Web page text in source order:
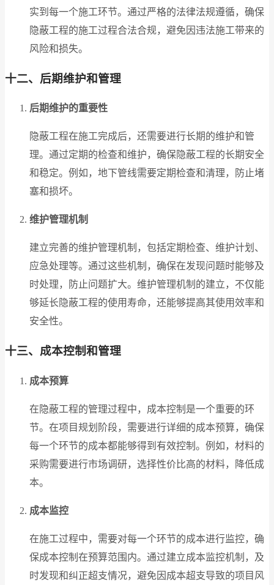
实到每一个施工环节。通过严格的法律法规遵循，确保
隐蔽工程的施工过程合法合规，避免因违法施工带来的
风险和损失。
十二、后期维护和管理
后期维护的重要性
隐蔽工程在施工完成后，还需要进行长期的维护和管
理。通过定期的检查和维护，确保隐蔽工程的长期安全
和稳定。例如，地下管线需要定期检查和清理，防止堵
塞和损坏。
维护管理机制
建立完善的维护管理机制，包括定期检查、维护计划、
应急处理等。通过这些机制，确保在发现问题时能够及
时处理，防止问题扩大。维护管理机制的建立，不仅能
够延长隐蔽工程的使用寿命，还能够提高其使用效率和
安全性。
十三、成本控制和管理
成本预算
在隐蔽工程的管理过程中，成本控制是一个重要的环
节。在项目规划阶段，需要进行详细的成本预算，确保
每一个环节的成本都能够得到有效控制。例如，材料的
采购需要进行市场调研，选择性价比高的材料，降低成
本。
成本监控
在施工过程中，需要对每一个环节的成本进行监控，确
保成本控制在预算范围内。通过建立成本监控机制，及
时发现和纠正超支情况，避免因成本超支导致的项目风